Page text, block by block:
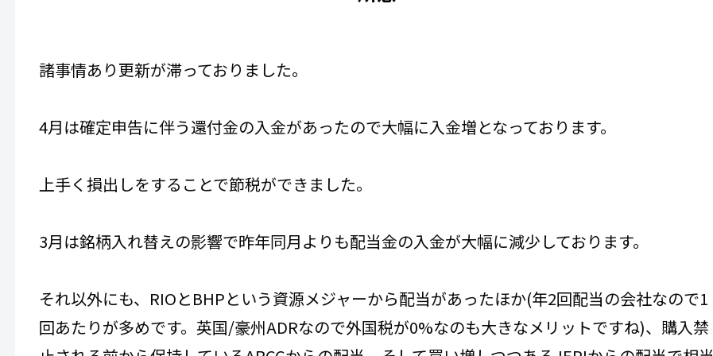
諸事情あり更新が滞っておりました。
4月は確定申告に伴う還付金の入金があったので大幅に入金増となっております。
上手く損出しをすることで節税ができました。
3月は銘柄入れ替えの影響で昨年同月よりも配当金の入金が大幅に減少しております。
それ以外にも、RIOとBHPという資源メジャーから配当があったほか(年2回配当の会社なので1
回あたりが多めです。英国/豪州ADRなので外国税が0%なのも大きなメリットですね)、購入禁